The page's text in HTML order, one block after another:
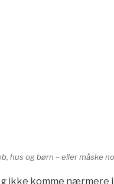
hus og børn – eller måske
ikke komme nærmere